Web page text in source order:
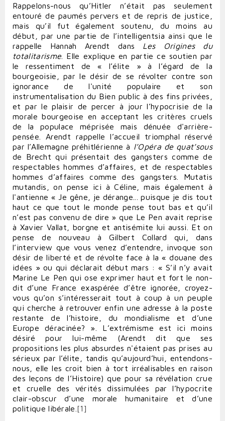
Rappelons-nous qu’Hitler n’était pas seulement
entouré de paumés pervers et de repris de justice,
mais qu’il fut également soutenu, du moins au
début, par une partie de l’intelligentsia ainsi que le
rappelle Hannah Arendt dans Les Origines du
totalitarisme . Elle explique en partie ce soutien par
le ressentiment de « l’élite » à l’égard de la
bourgeoisie, par le désir de se révolter contre son
ignorance de l'unité populaire et son
instrumentalisation du Bien public à des fins privées,
et par le plaisir de percer à jour l’hypocrisie de la
morale bourgeoise en acceptant les critères cruels
de la populace méprisée mais dénuée d'arrière-
pensée. Arendt rappelle l’accueil triomphal réservé
par l’Allemagne préhitlérienne à l’Opéra de quat’sous
de Brecht qui présentait des gangsters comme de
respectables hommes d’affaires, et de respectables
hommes d’affaires comme des gangsters. Mutatis
mutandis, on pense ici à Céline, mais également à
l'antienne « Je gêne, je dérange... puisque je dis tout
haut ce que tout le monde pense tout bas et qu’il
n’est pas convenu de dire » que Le Pen avait reprise
à Xavier Vallat, borgne et antisémite lui aussi. Et on
pense de nouveau à Gilbert Collard qui, dans
l’interview que vous venez d’entendre, invoque son
désir de liberté et de révolte face à la « douane des
idées » ou qui déclarait début mars : « S’il n’y avait
Marine Le Pen qui ose exprimer haut et fort le non-
dit d’une France exaspérée d’être ignorée, croyez-
vous qu’on s’intéresserait tout à coup à un peuple
qui cherche à retrouver enfin une adresse à la poste
restante de l’histoire, du mondialisme et d’une
Europe déracinée? ». L’extrémisme est ici moins
désiré pour lui-même (Arendt dit que ses
propositions les plus absurdes n'étaient pas prises au
sérieux par l’élite, tandis qu’aujourd’hui, entendons-
nous, elle les croit bien à tort irréalisables en raison
des leçons de l’Histoire) que pour sa révélation crue
et cruelle des vérités dissimulées par l’hypocrite
clair-obscur d’une morale humanitaire et d’une
politique libérale. [1]